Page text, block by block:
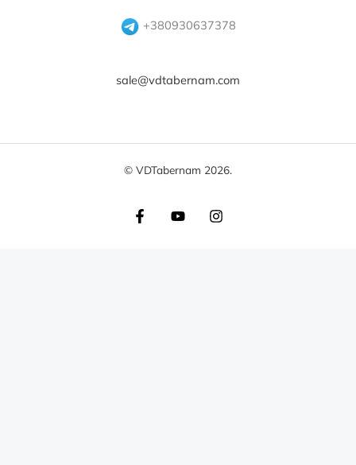
+380930637378
sale@vdtabernam.com
© VDTabernam 2026.